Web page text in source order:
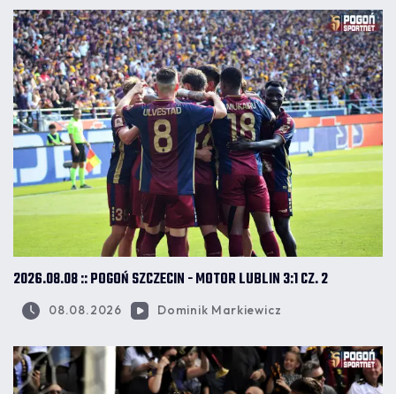
2026.08.08 :: POGOŃ SZCZECIN - MOTOR LUBLIN 3:1 CZ. 2
08.08.2026 Dominik Markiewicz